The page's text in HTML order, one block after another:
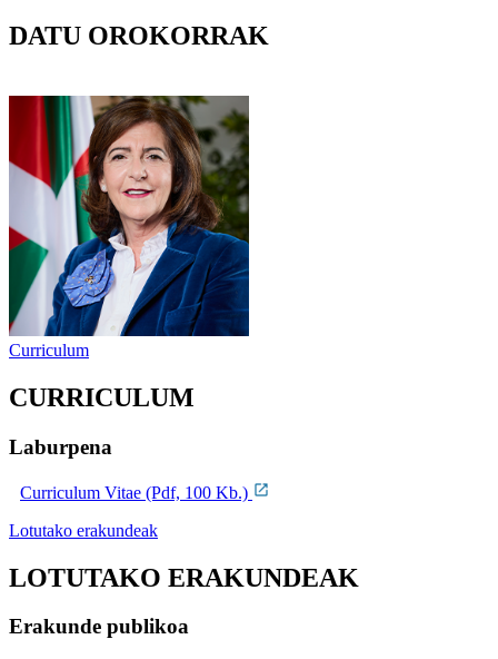
DATU OROKORRAK
Curriculum
CURRICULUM
Laburpena
Curriculum Vitae (Pdf, 100 Kb.)
Lotutako erakundeak
LOTUTAKO ERAKUNDEAK
Erakunde publikoa